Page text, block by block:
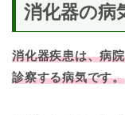
消化器の病
消化器疾患は、病
診察する病気です。